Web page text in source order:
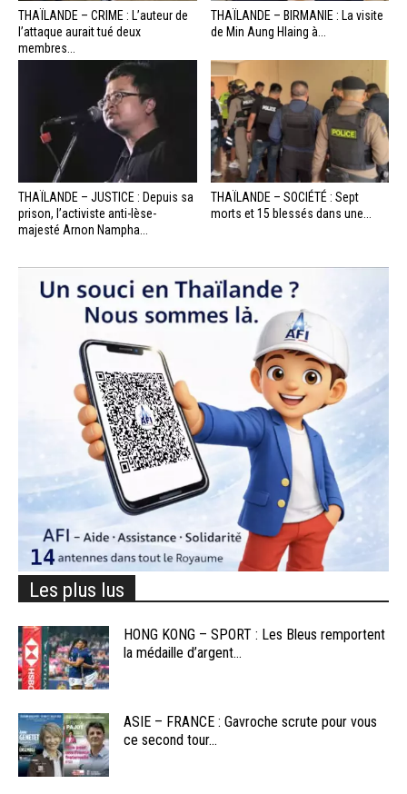
THAÏLANDE – CRIME : L’auteur de
l’attaque aurait tué deux
membres...
THAÏLANDE – BIRMANIE : La visite
de Min Aung Hlaing à...
THAÏLANDE – JUSTICE : Depuis sa
prison, l’activiste anti-lèse-
majesté Arnon Nampha...
THAÏLANDE – SOCIÉTÉ : Sept
morts et 15 blessés dans une...
Les plus lus
HONG KONG – SPORT : Les Bleus remportent
la médaille d’argent...
ASIE – FRANCE : Gavroche scrute pour vous
ce second tour...